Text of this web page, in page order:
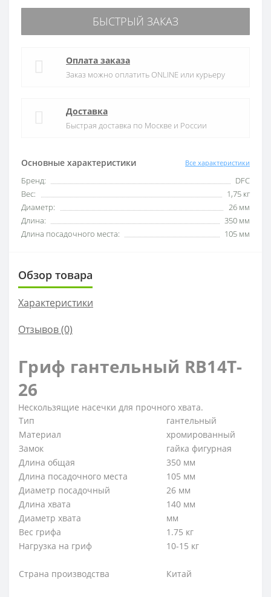
Основные характеристики Все характеристики
Бренд:
DFC
Вес:
1,75 кг
Диаметр:
26 мм
Длина:
350 мм
Длина посадочного места:
105 мм
БЫСТРЫЙ ЗАКАЗ
Оплата заказа
Заказ можно оплатить ONLINE или курьеру
Доставка
Быстрая доставка по Москве и России
Обзор товара
Характеристики
Отзывов (0)
Гриф гантельный RB14T-
26
Нескользящие насечки для прочного хвата.
Тип
гантельный
Материал
хромированный
Замок
гайка фигурная
Длина общая
350 мм
Длина посадочного места
105 мм
Диаметр посадочный
26 мм
Длина хвата
140 мм
Диаметр хвата
мм
Вес грифа
1.75 кг
Нагрузка на гриф
10-15 кг
Страна производства Китай